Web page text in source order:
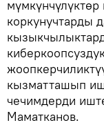
коркунучтарды
кызматташып
чечимдерди
Маматканов.